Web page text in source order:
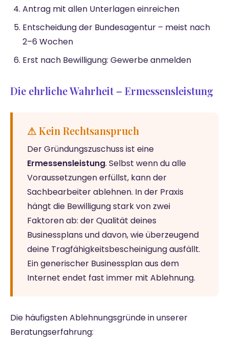
Antrag mit allen Unterlagen einreichen
Entscheidung der Bundesagentur – meist nach
2–6 Wochen
Erst nach Bewilligung: Gewerbe anmelden
Die ehrliche Wahrheit – Ermessensleistung
⚠ Kein Rechtsanspruch
Der Gründungszuschuss ist eine
Ermessensleistung. Selbst wenn du alle
Voraussetzungen erfüllst, kann der
Sachbearbeiter ablehnen. In der Praxis
hängt die Bewilligung stark von zwei
Faktoren ab: der Qualität deines
Businessplans und davon, wie überzeugend
deine Tragfähigkeitsbescheinigung ausfällt.
Ein generischer Businessplan aus dem
Internet endet fast immer mit Ablehnung.
Die häufigsten Ablehnungsgründe in unserer
Beratungserfahrung: